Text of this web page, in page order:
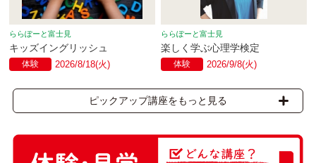
ららぽーと富士見
キッズイングリッシュ
体験 2026/8/18(火)
ららぽーと富士見
楽しく学ぶ心理学検定
体験 2026/9/8(火)
ピックアップ講座をもっと見る